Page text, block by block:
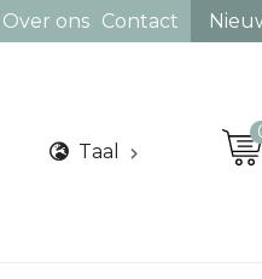
Over ons Contact
Taal